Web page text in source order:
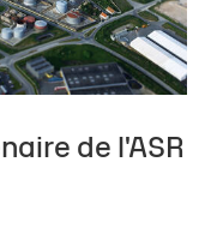
de l'ASR